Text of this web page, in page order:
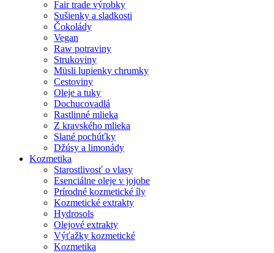
Fair trade výrobky
Sušienky a sladkosti
Čokolády
Vegan
Raw potraviny
Strukoviny
Müsli lupienky chrumky
Cestoviny
Oleje a tuky
Dochucovadlá
Rastlinné mlieka
Z kravského mlieka
Slané pochúťky
Džúsy a limonády
Kozmetika
Starostlivosť o vlasy
Esenciálne oleje v jojobe
Prírodné kozmetické íly
Kozmetické extrakty
Hydrosols
Olejové extrakty
Výťažky kozmetické
Kozmetika